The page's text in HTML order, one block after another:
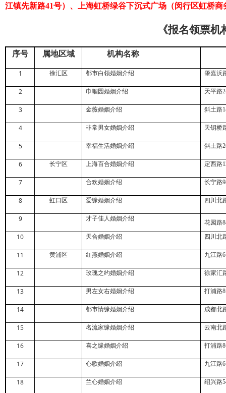
江镇先新路41号）、 上海虹桥绿谷下沉式广场（闵行区虹桥
《报名领票
序号 属地区域 机构名称
1 徐汇区 都市白领婚姻介绍 肇嘉浜
2 巾帼园婚姻介绍 天平路
3 金薇婚姻介绍 斜土路
4 非常男女婚姻介绍 天钥桥
5 幸福生活婚姻介绍 斜土路
6 长宁区 上海百合婚姻介绍 定西路
7 合欢婚姻介绍 长宁路
8 虹口区 爱缘婚姻介绍 四川北
9 才子佳人婚姻介绍
花园路
10 天合婚姻介绍 四川北
11 黄浦区 红燕婚姻介绍 九江路
12 玫瑰之约婚姻介绍 徐家汇
13 男左女右婚姻介绍 打浦路8
14 都市情缘婚姻介绍 成都北
15 名流家缘婚姻介绍 云南北
16 喜之缘婚姻介绍 打浦路8
17 心歌婚姻介绍 九江路
18 兰心婚姻介绍 绍兴路